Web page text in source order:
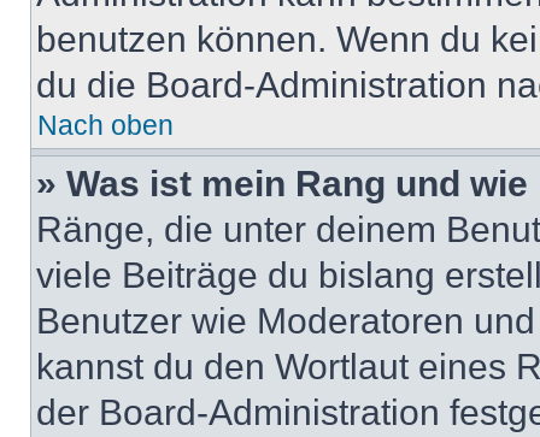
benutzen können. Wenn du
du die Board-Administration
Nach oben
» Was ist mein Rang und
Ränge, die unter deinem
viele Beiträge du bislang
Benutzer wie Moderatoren
kannst du den Wortlaut eines
der Board-Administration